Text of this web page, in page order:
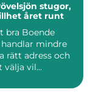
stugor,
året runt
bra Boende
mindre
rätt adress och
vil...